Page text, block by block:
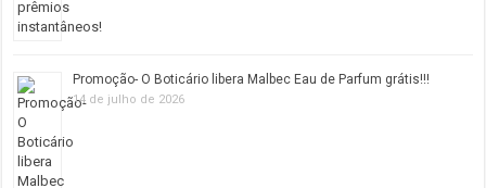
Promoção- O Boticário libera Malbec Eau de Parfum grátis!!!
14 de julho de 2026